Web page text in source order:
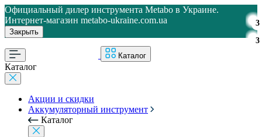
Официальный дилер инструмента Metabo в Украине.
Интернет-магазин metabo-ukraine.com.ua
Закрыть
Каталог
Каталог
Акции и скидки
Аккумуляторный инструмент
Каталог
3
3